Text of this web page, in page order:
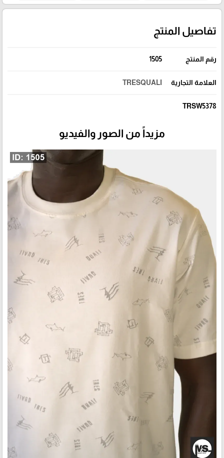
تفاصيل المنتج
رقم المنتج 1505
العلامة التجارية TRESQUALI
TRSW5378
مزيداً من الصور والفيديو